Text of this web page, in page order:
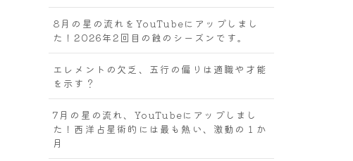
8月の星の流れをYouTubeにアップしまし
た！2026年2回目の蝕のシーズンです。
エレメントの欠乏、五行の偏りは適職や才能
を示す？
7月の星の流れ、YouTubeにアップしまし
た！西洋占星術的には最も熱い、激動の１か
月